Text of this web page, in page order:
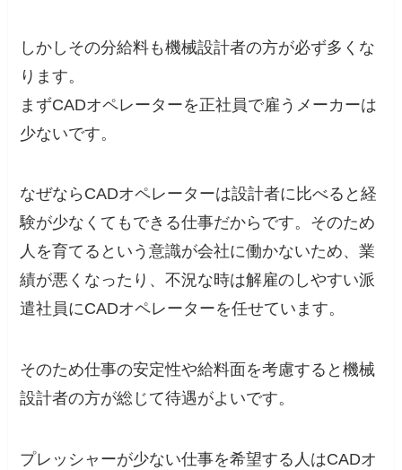
しかしその分給料も機械設計者の方が必ず多くな
ります。
まずCADオペレーターを正社員で雇うメーカーは
少ないです。
なぜならCADオペレーターは設計者に比べると経
験が少なくてもできる仕事だからです。そのため
人を育てるという意識が会社に働かないため、業
績が悪くなったり、不況な時は解雇のしやすい派
遣社員にCADオペレーターを任せています。
そのため仕事の安定性や給料面を考慮すると機械
設計者の方が総じて待遇がよいです。
プレッシャーが少ない仕事を希望する人はCADオ